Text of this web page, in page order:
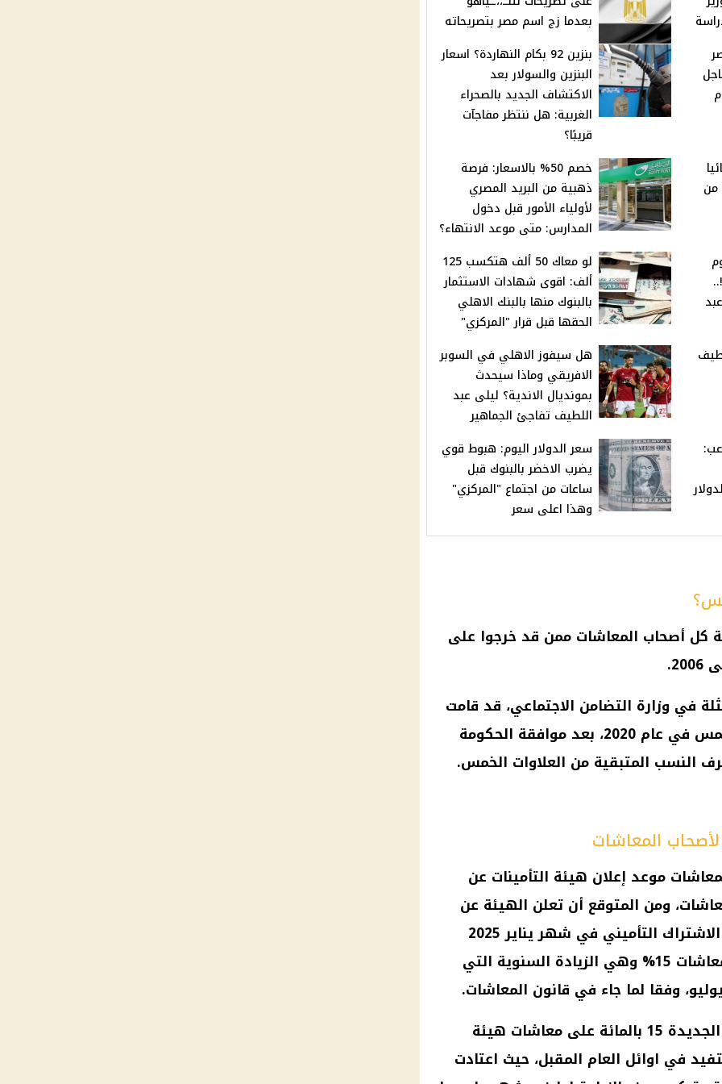
بعدما زج اسم مصر بتصريحاته
بنزين 92 بكام النهاردة؟ اسعار
البنزين والسولار بعد
الاكتشاف الجديد بالصحراء
الغربية: هل ننتظر مفاجآت
قريبًا؟
من
خصم 50% بالاسعار: فرصة
ذهبية من البريد المصري
لأولياء الأمور قبل دخول
المدارس: متى موعد الانتهاء؟
14 يوم
لو معاك 50 ألف هتكسب 125
ألف: اقوى شهادات الاستثمار
بالبنوك منها بالبنك الاهلي
الحقها قبل قرار "المركزي"
هل سيفوز الاهلي في السوبر
الافريقي وماذا سيحدث
بمونديال الاندية؟ ليلى عبد
اللطيف تفاجئ الجماهير
سعر الدولار اليوم: هبوط قوي
يضرب الاخضر بالبنوك قبل
ساعات من اجتماع "المركزي"
وهذا اعلى سعر
كل أصحاب المعاشات ممن قد خرجوا على
في وزارة التضامن الاجتماعي، قد قامت
بعد موافقة
الحكومة
النسب المتبقية من العلاوات الخمس.
المعاشات
موعد إعلان هيئة التأمينات عن
، ومن المتوقع أن تعلن الهيئة عن
زيادة الحد الادنى والاقصى على الاشتراك التأميني في شهر يناير 2025
15% وهي الزيادة السنوية التي
وفقا لما جاء في قانون المعاشات.
معاشات هيئة